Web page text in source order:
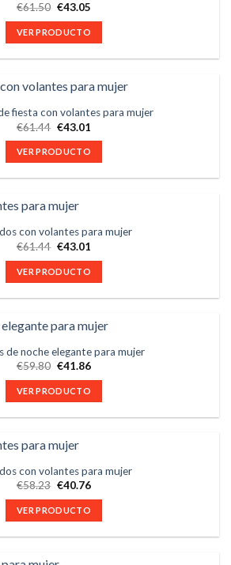
€61.50 €43.05
VER PRODUCTO
fiesta con volantes para mujer
€61.44 €43.01
VER PRODUCTO
con volantes para mujer
€61.44 €43.01
VER PRODUCTO
de noche elegante para mujer
€59.80 €41.86
VER PRODUCTO
con volantes para mujer
€58.23 €40.76
VER PRODUCTO